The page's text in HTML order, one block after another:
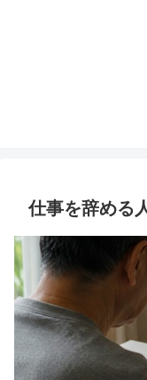
仕事を辞める